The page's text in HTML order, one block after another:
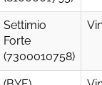
Settimio
Forte
(7300010758)